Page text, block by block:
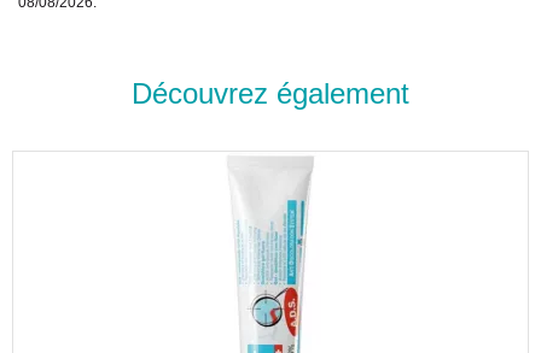
Découvrez également